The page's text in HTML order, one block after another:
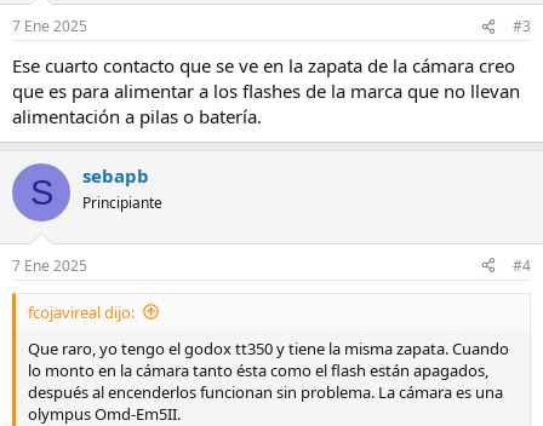
7 Ene 2025 #3
Ese cuarto contacto que se ve en la zapata de la cámara creo
que es para alimentar a los flashes de la marca que no llevan
alimentación a pilas o batería.
S sebapb
Principiante
7 Ene 2025 #4
fcojavireal dijo:
Que raro, yo tengo el godox tt350 y tiene la misma zapata. Cuando
lo monto en la cámara tanto ésta como el flash están apagados,
después al encenderlos funcionan sin problema. La cámara es una
olympus Omd-Em5II.